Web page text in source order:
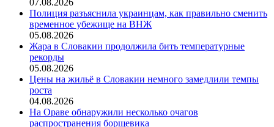
Полиция разъяснила украинцам, как правильно сменить
временное убежище на ВНЖ
05.08.2026
Жара в Словакии продолжила бить температурные
рекорды
05.08.2026
Цены на жильё в Словакии немного замедлили темпы
роста
04.08.2026
На Ораве обнаружили несколько очагов
распространения борщевика